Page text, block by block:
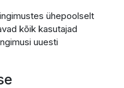
ühepoolselt
kõik kasutajad
uuesti